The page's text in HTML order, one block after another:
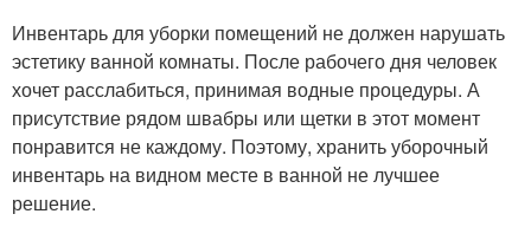
Инвентарь для уборки помещений не должен нарушать
эстетику ванной комнаты. После рабочего дня человек
хочет расслабиться, принимая водные процедуры. А
присутствие рядом швабры или щетки в этот момент
понравится не каждому. Поэтому, хранить уборочный
инвентарь на видном месте в ванной не лучшее
решение.